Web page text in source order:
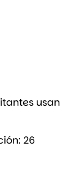
usan
26